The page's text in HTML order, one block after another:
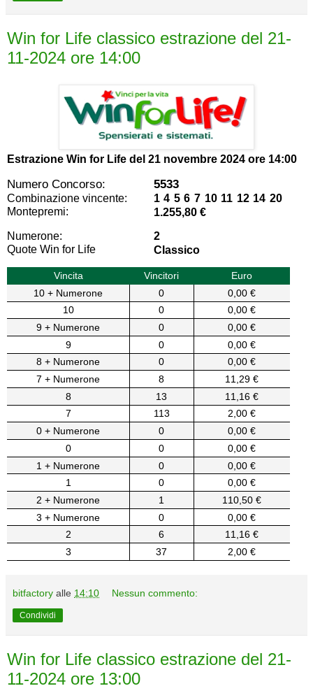
Win for Life classico estrazione del 21-
11-2024 ore 14:00
Estrazione Win for Life del 21 novembre 2024 ore 14:00
Numero Concorso: 5533
Combinazione vincente:
1 4 5 6 7 10 11 12 14 20
Montepremi:
1.255,80 €
Numerone:
2
Quote Win for Life
Classico
Vincita Vincitori
Euro
10 + Numerone
0
0,00 €
10
0
0,00 €
9 + Numerone
0
0,00 €
9
0
0,00 €
8 + Numerone
0
0,00 €
7 + Numerone
8
11,29 €
8
13
11,16 €
7
113
2,00 €
0 + Numerone
0
0,00 €
0
0
0,00 €
1 + Numerone
0
0,00 €
1
0
0,00 €
2 + Numerone
1
110,50 €
3 + Numerone
0
0,00 €
2
6
11,16 €
3
37 2,00 €
bitfactory alle 14:10 Nessun commento:
Condividi
Win for Life classico estrazione del 21-
11-2024 ore 13:00